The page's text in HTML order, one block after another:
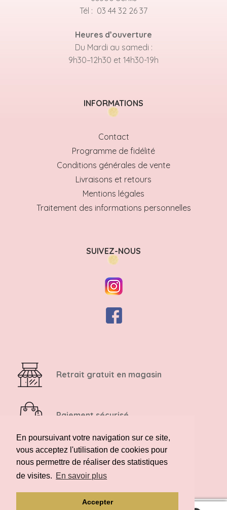
En poursuivant votre navigation sur ce site,
vous acceptez l'utilisation de cookies pour
nous permettre de réaliser des statistiques
de visites. En savoir plus
Accepter
Tél : 03 44 32 26 37
Heures d’ouverture
Du Mardi au samedi :
9h30–12h30 et 14h30-19h
INFORMATIONS
Contact
Programme de fidélité
Conditions générales de vente
Livraisons et retours
Mentions légales
Traitement des informations personnelles
SUIVEZ-NOUS
Retrait gratuit en magasin
Paiement sécurisé
Retour possible sous 14 jours